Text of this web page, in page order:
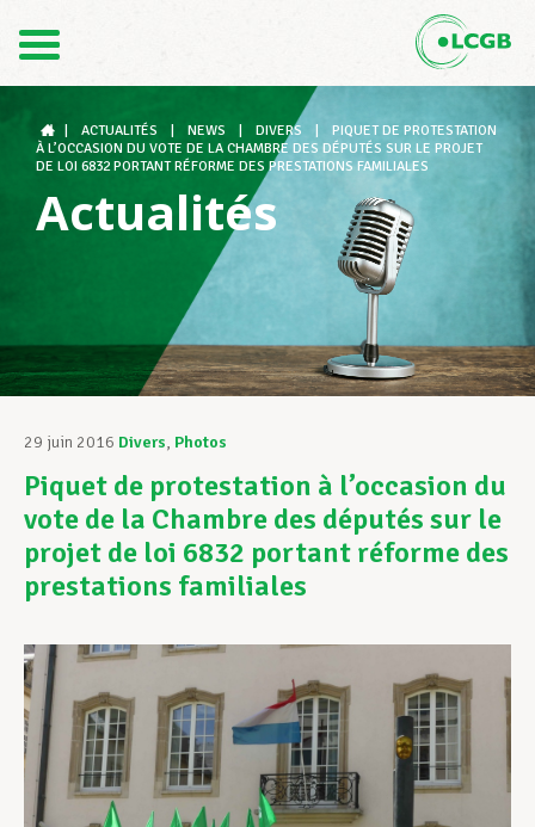
DE
Le LCGB
Structures syndicales
Assistance au Travail
Vos droits
Assistance en vie privée
Développement professionnel
Devenir Membre
ACTUALITÉS NEWS DIVERS
PIQUET DE PROTESTATION
À L’OCCASION DU VOTE DE LA CHAMBRE DES DÉPUTÉS SUR LE PROJET
DE LOI 6832 PORTANT RÉFORME DES PRESTATIONS FAMILIALES
Actualités
29 juin 2016 Divers, Photos
Piquet de protestation à l’occasion du
vote de la Chambre des députés sur le
projet de loi 6832 portant réforme des
prestations familiales